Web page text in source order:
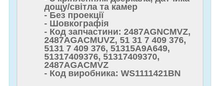
дощу/світла та камер
- Без проекції
- Шовкографія
- Код запчастини: 2487AGNCMVZ,
2487AGACMUVZ, 51 31 7 409 376,
5131 7 409 376, 51315A9A649,
51317409376, 51317409370,
2487AGACMVZ
- Код виробника: WS1111421BN